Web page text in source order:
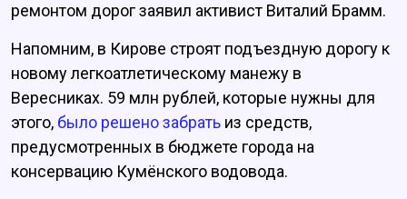
ремонтом дорог заявил активист Виталий Брамм.
Напомним, в Кирове строят подъездную дорогу к
новому легкоатлетическому манежу в
Вересниках. 59 млн рублей, которые нужны для
этого, было решено забрать из средств,
предусмотренных в бюджете города на
консервацию Кумёнского водовода.